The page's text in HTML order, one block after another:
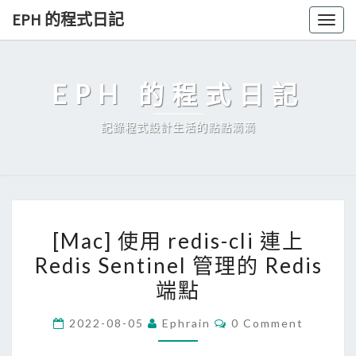
Skip
EPH 的程式日記
EPH 的程式日記
記錄程式設計生活的點點滴滴
M
c
使
[Mac] 使用 redis-cli 連上
Redis Sentinel 管理的 Redis
端點
2022-08-05 Ephrain
C
0 Comment